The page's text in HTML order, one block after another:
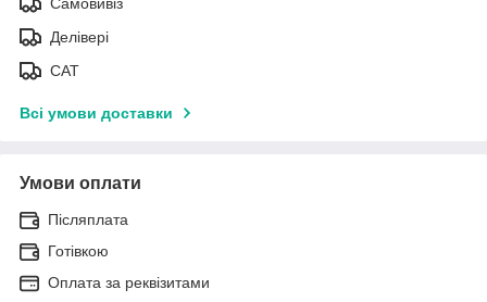
Делівері
САТ
Всі умови доставки
Умови оплати
Післяплата
Готівкою
Оплата за реквізитами